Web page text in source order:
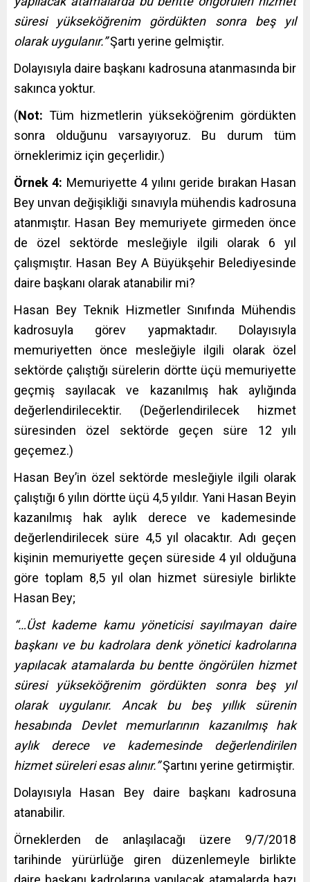
süresi yükseköğrenim gördükten sonra beş yıl
olarak uygulanır.”Şartı yerine gelmiştir.
Dolayısıyla daire başkanı kadrosuna atanmasında bir
sakınca yoktur.
(Not: Tüm hizmetlerin yükseköğrenim gördükten
sonra olduğunu varsayıyoruz. Bu durum tüm
örneklerimiz için geçerlidir.)
Örnek 4: Memuriyette 4 yılını geride bırakan Hasan
Bey unvan değişikliği sınavıyla mühendis kadrosuna
atanmıştır. Hasan Bey memuriyete girmeden önce
de özel sektörde mesleğiyle ilgili olarak 6 yıl
çalışmıştır. Hasan Bey A Büyükşehir Belediyesinde
daire başkanı olarak atanabilir mi?
Hasan Bey Teknik Hizmetler Sınıfında Mühendis
kadrosuyla görev yapmaktadır. Dolayısıyla
memuriyetten önce mesleğiyle ilgili olarak özel
sektörde çalıştığı sürelerin dörtte üçü memuriyette
geçmiş sayılacak ve kazanılmış hak aylığında
değerlendirilecektir. (Değerlendirilecek hizmet
süresinden özel sektörde geçen süre 12 yılı
geçemez.)
Hasan Bey’in özel sektörde mesleğiyle ilgili olarak
çalıştığı 6 yılın dörtte üçü 4,5 yıldır. Yani Hasan Beyin
kazanılmış hak aylık derece ve kademesinde
değerlendirilecek süre 4,5 yıl olacaktır. Adı geçen
kişinin memuriyette geçen süreside 4 yıl olduğuna
göre toplam 8,5 yıl olan hizmet süresiyle birlikte
Hasan Bey;
“…Üst kademe kamu yöneticisi sayılmayan daire
başkanı ve bu kadrolara denk yönetici kadrolarına
yapılacak atamalarda bu bentte öngörülen hizmet
süresi yükseköğrenim gördükten sonra beş yıl
olarak uygulanır. Ancak bu beş yıllık sürenin
hesabında Devlet memurlarının kazanılmış hak
aylık derece ve kademesinde değerlendirilen
hizmet süreleri esas alınır.”Şartını yerine getirmiştir.
Dolayısıyla Hasan Bey daire başkanı kadrosuna
atanabilir.
Örneklerden de anlaşılacağı üzere 9/7/2018
tarihinde yürürlüğe giren düzenlemeyle birlikte